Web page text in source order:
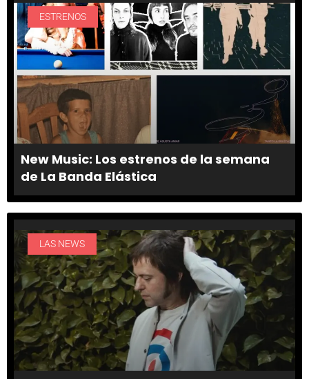
ESTRENOS
New Music: Los estrenos de la semana
de La Banda Elástica
LAS NEWS